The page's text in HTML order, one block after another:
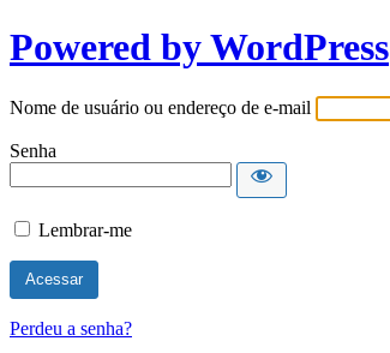
Powered by WordPress
Nome de usuário ou endereço de e-mail
Senha
Lembrar-me
Perdeu a senha?